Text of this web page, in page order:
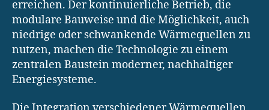
erreichen. Der kontinuierliche Betrieb, die
modulare Bauweise und die Möglichkeit, auch
niedrige oder schwankende Wärmequellen zu
nutzen, machen die Technologie zu einem
zentralen Baustein moderner, nachhaltiger
Energiesysteme.